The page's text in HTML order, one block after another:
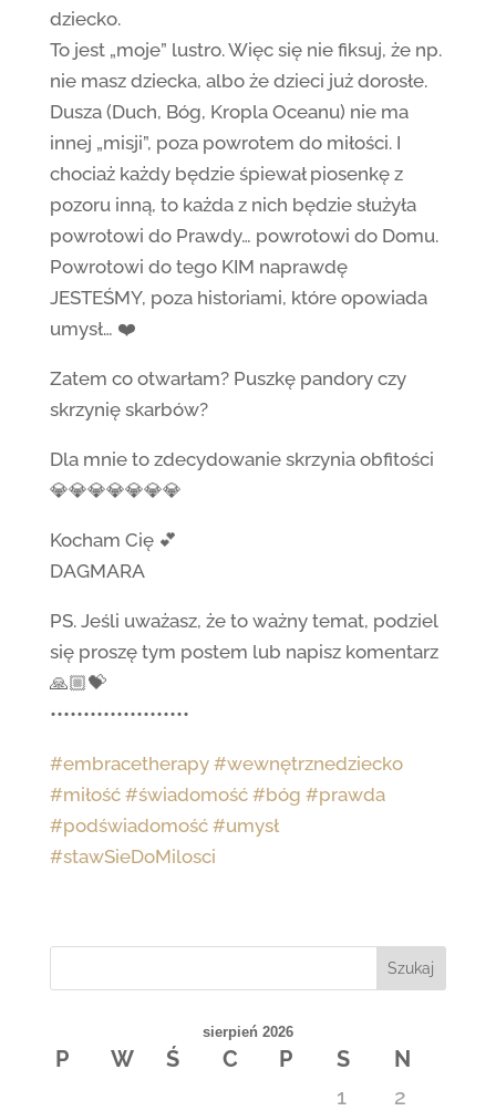
dziecko.
To jest „moje” lustro. Więc się nie fiksuj, że np.
nie masz dziecka, albo że dzieci już dorosłe.
Dusza (Duch, Bóg, Kropla Oceanu) nie ma
innej „misji”, poza powrotem do miłości. I
chociaż każdy będzie śpiewał piosenkę z
pozoru inną, to każda z nich będzie służyła
powrotowi do Prawdy… powrotowi do Domu.
Powrotowi do tego KIM naprawdę
JESTEŚMY, poza historiami, które opowiada
umysł… ❤️
Zatem co otwarłam? Puszkę pandory czy
skrzynię skarbów?
Dla mnie to zdecydowanie skrzynia obfitości
💎💎💎💎💎💎💎
Kocham Cię 💕
DAGMARA
PS. Jeśli uważasz, że to ważny temat, podziel
się proszę tym postem lub napisz komentarz
🙏🏼💝
•••••••••••••••••••••
#embracetherapy #wewnętrznedziecko
#miłość #świadomość #bóg #prawda
#podświadomość #umysł
#stawSieDoMilosci
Szukaj
sierpień 2026
P W Ś C P S
N
1
2